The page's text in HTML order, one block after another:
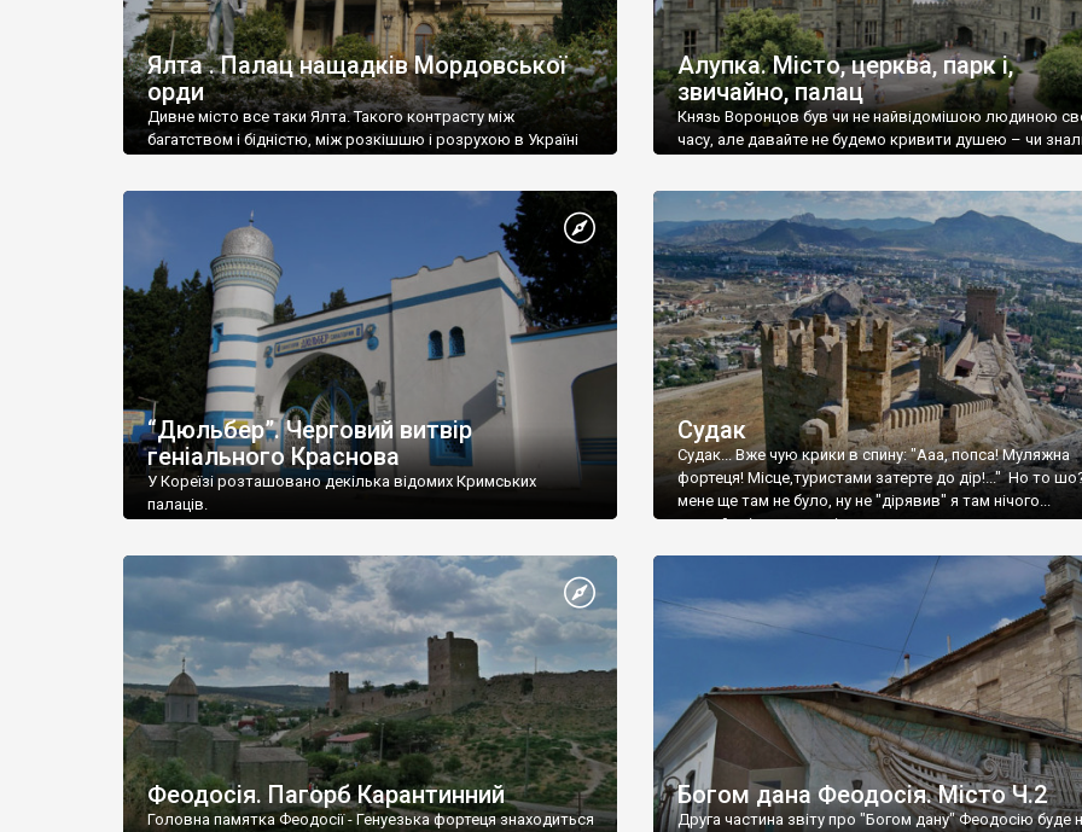
Ялта . Палац нащадків Мордовської
орди
Дивне місто все таки Ялта. Такого контрасту між
багатством і бідністю, між розкішшю і розрухою в Україні
Алупка. Місто, церква, парк і,
звичайно, палац
Князь Воронцов був чи не найвідомішою людиною
часу, але давайте не будемо кривити душею – чи
“Дюльбер”. Черговий витвір
геніального Краснова
У Кореїзі розташовано декілька відомих Кримських
палаців.
Судак
Судак... Вже чую крики в спину: "Ааа, попса! Муляжна
фортеця! Місце,туристами затерте до дір!..." Но то
мене ще там не було, ну не "дірявив" я там нічого...
принаймні до цього літа.
Феодосія. Пагорб Карантинний
Головна памятка Феодосії - Генуезька фортеця знаходиться
Богом дана Феодосія. Місто Ч.2
Друга частина звіту про "Богом дану" Феодосію буде